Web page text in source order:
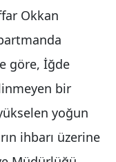
Okkan
göre, İğde
bir
yoğun
ihbarı üzerine